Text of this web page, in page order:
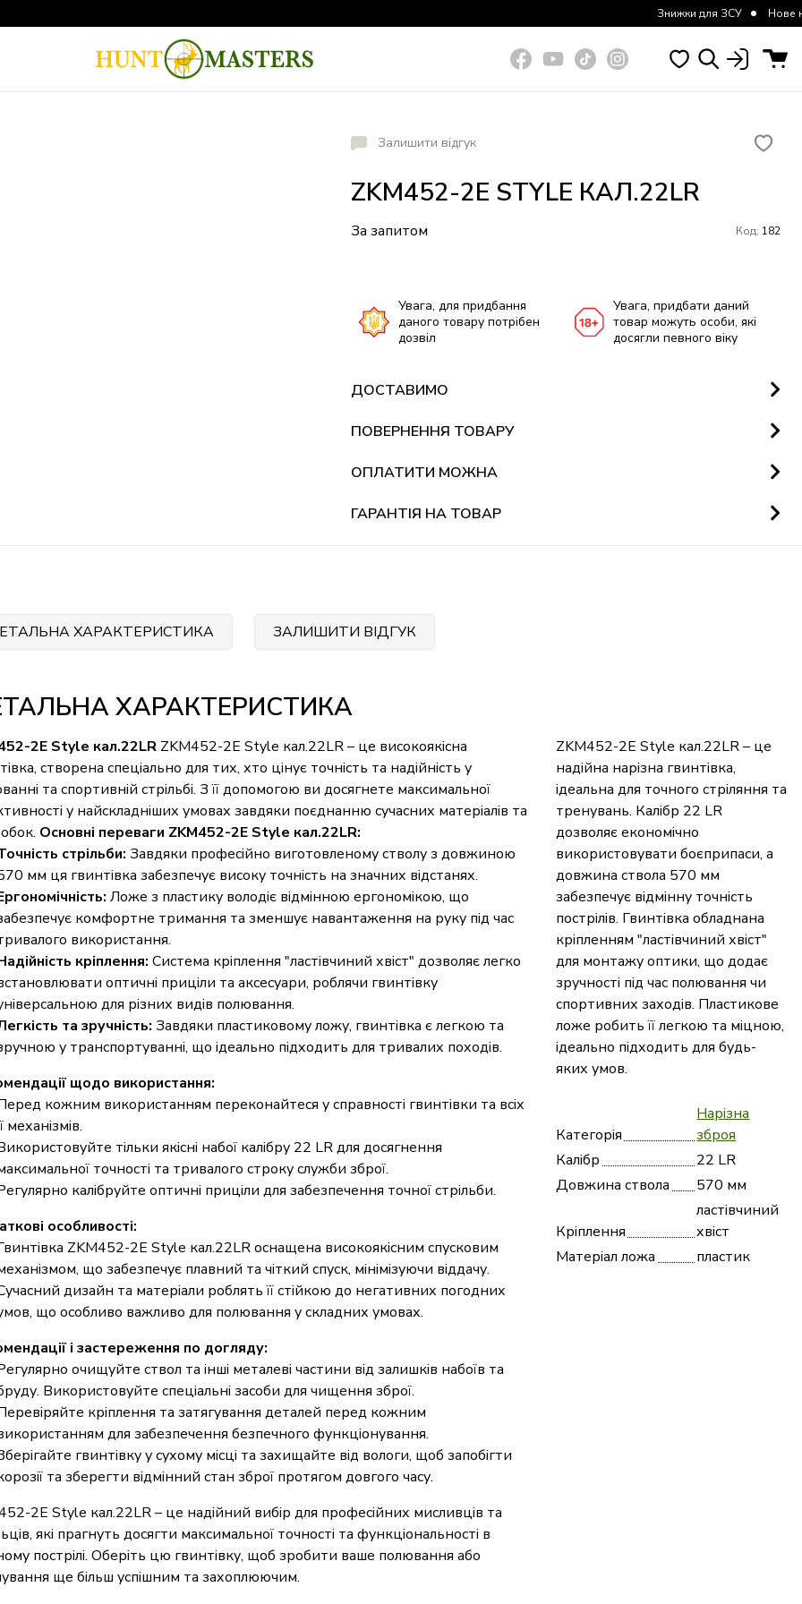
Знижки для ЗСУ Нове
Залишити відгук
ZKM452-2E STYLE КАЛ.22LR
За запитом Код: 182
Увага, для придбання
даного товару потрібен
дозвіл
Увага, придбати даний
товар можуть особи, які
досягли певного віку
ДОСТАВИМО
ПОВЕРНЕННЯ ТОВАРУ
ОПЛАТИТИ МОЖНА
ГАРАНТІЯ НА ТОВАР
ХАРАКТЕРИСТИКА ЗАЛИШИТИ ВІДГУК
ХАРАКТЕРИСТИКА
ZKM452-2E Style кал.22LR – це
надійна нарізна гвинтівка,
ідеальна для точного стріляння та
тренувань. Калібр 22 LR
дозволяє економічно
використовувати боєприпаси, а
довжина ствола 570 мм
забезпечує відмінну точність
пострілів. Гвинтівка обладнана
кріпленням "ластівчиний хвіст"
для монтажу оптики, що додає
зручності під час полювання чи
спортивних заходів. Пластикове
ложе робить її легкою та міцною,
ідеально підходить для будь-
яких умов.
Категорія
Нарізна
зброя
Калібр
22 LR
Довжина ствола
570 мм
Кріплення
ластівчиний
хвіст
Матеріал ложа
пластик
2E Style кал.22LR ZKM452-2E Style кал.22LR – це високоякісна
створена спеціально для тих, хто цінує точність та надійність у
та спортивній стрільбі. З її допомогою ви досягнете максимальної
у найскладніших умовах завдяки поєднанню сучасних матеріалів та
Основні переваги ZKM452-2E Style кал.22LR:
стрільби: Завдяки професійно виготовленому стволу з довжиною
мм ця гвинтівка забезпечує високу точність на значних відстанях.
Ложе з пластику володіє відмінною ергономікою, що
комфортне тримання та зменшує навантаження на руку під час
використання.
кріплення: Система кріплення "ластівчиний хвіст" дозволяє легко
оптичні приціли та аксесуари, роблячи гвинтівку
для різних видів полювання.
та зручність: Завдяки пластиковому ложу, гвинтівка є легкою та
у транспортуванні, що ідеально підходить для тривалих походів.
щодо використання:
кожним використанням переконайтеся у справності гвинтівки та всіх
механізмів.
тільки якісні набої калібру 22 LR для досягнення
точності та тривалого строку служби зброї.
калібруйте оптичні приціли для забезпечення точної стрільби.
особливості:
ZKM452-2E Style кал.22LR оснащена високоякісним спусковим
що забезпечує плавний та чіткий спуск, мінімізуючи віддачу.
дизайн та матеріали роблять її стійкою до негативних погодних
що особливо важливо для полювання у складних умовах.
і застереження по догляду:
очищуйте ствол та інші металеві частини від залишків набоїв та
Використовуйте спеціальні засоби для чищення зброї.
кріплення та затягування деталей перед кожним
для забезпечення безпечного функціонування.
гвинтівку у сухому місці та захищайте від вологи, щоб запобігти
та зберегти відмінний стан зброї протягом довгого часу.
2E Style кал.22LR – це надійний вибір для професійних мисливців та
які прагнуть досягти максимальної точності та функціональності в
пострілі. Оберіть цю гвинтівку, щоб зробити ваше полювання або
ще більш успішним та захоплюючим.